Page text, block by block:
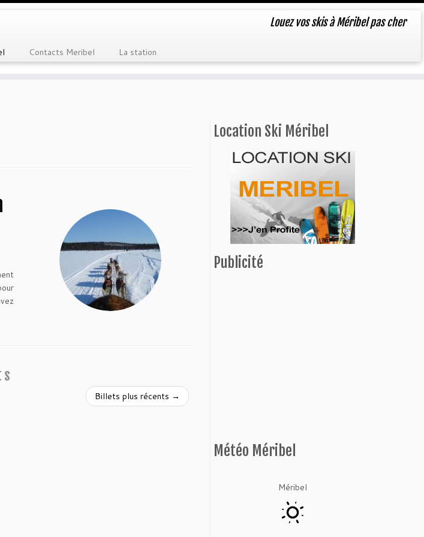
Louez vos skis à Méribel pas cher
Contacts Meribel La station
Billets plus récents →
Location Ski Méribel
Publicité
Météo Méribel
Méribel